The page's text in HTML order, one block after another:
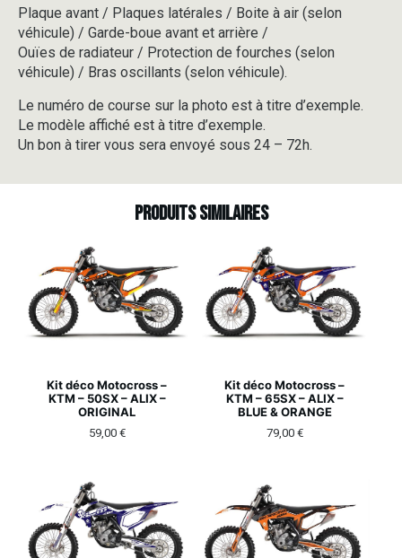
Plaque avant / Plaques latérales / Boite à air (selon
véhicule) / Garde-boue avant et arrière /
Ouïes de radiateur / Protection de fourches (selon
véhicule) / Bras oscillants (selon véhicule).
Le numéro de course sur la photo est à titre d’exemple.
Le modèle affiché est à titre d’exemple.
Un bon à tirer vous sera envoyé sous 24 – 72h.
Produits similaires
Kit déco Motocross –
KTM – 50SX – ALIX –
ORIGINAL
59,00 €
Kit déco Motocross –
KTM – 65SX – ALIX –
BLUE & ORANGE
79,00 €